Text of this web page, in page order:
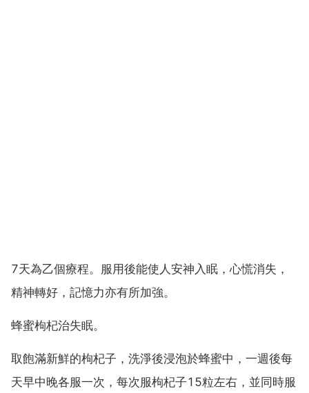
7天為乙個療程。服用後能使人安神入眠，心慌消失，
精神轉好，記憶力亦有所加強。
蜂蜜枸杞治失眠。
取飽滿新鮮的枸杞子，洗淨後浸泡於蜂蜜中，一週後每
天早中晚各服一次，每次服枸杞子15粒左右，並同時服